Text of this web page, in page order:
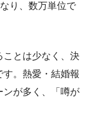
り、数万単位で
ことは少なく、決
。熱愛・結婚報
ンが多く、「噂が